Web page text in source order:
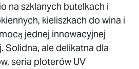
na szklanych butelkach i
kieliszkach do wina i
jednej innowacyjnej
Solidna, ale delikatna dla
seria ploterów UV